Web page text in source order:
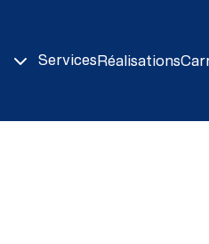
ServicesRéalisations